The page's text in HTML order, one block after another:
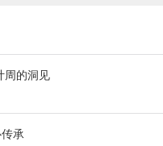
周的洞见
承